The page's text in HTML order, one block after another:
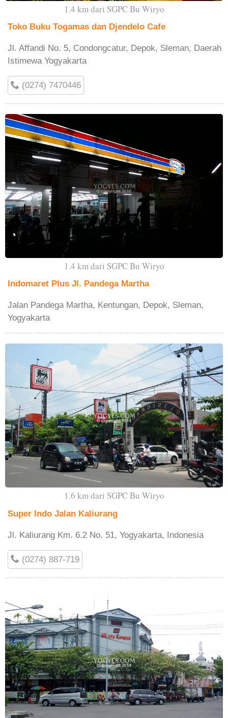
1.4 km dari SGPC Bu Wiryo
Toko Buku Togamas dan Djendelo Cafe
Jl. Affandi No. 5, Condongcatur, Depok, Sleman, Daerah
Istimewa Yogyakarta
(0274) 7470446
1.4 km dari SGPC Bu Wiryo
Indomaret Plus Jl. Pandega Martha
Jalan Pandega Martha, Kentungan, Depok, Sleman,
Yogyakarta
1.6 km dari SGPC Bu Wiryo
Super Indo Jalan Kaliurang
Jl. Kaliurang Km. 6.2 No. 51, Yogyakarta, Indonesia
(0274) 887-719